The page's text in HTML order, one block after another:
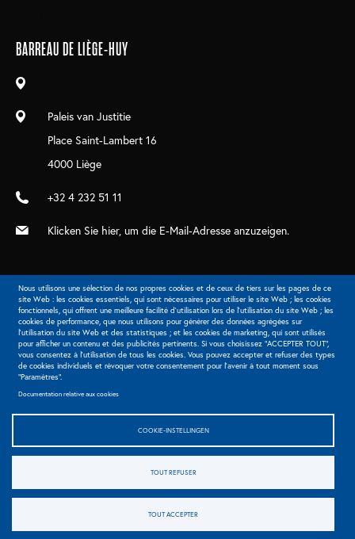
Sidebar
menu
navigation
Nous utilisons une sélection de nos propres cookies et de ceux de tiers sur les pages de ce
site Web : les cookies essentiels, qui sont nécessaires pour utiliser le site Web ; les cookies
fonctionnels, qui offrent une meilleure facilité d'utilisation lors de l'utilisation du site Web ; les
cookies de performance, que nous utilisons pour générer des données agrégées sur
l'utilisation du site Web et des statistiques ; et les cookies de marketing, qui sont utilisés
pour afficher un contenu et des publicités pertinents. Si vous choisissez "ACCEPTER TOUT",
vous consentez à l'utilisation de tous les cookies. Vous pouvez accepter et refuser des types
de cookies individuels et révoquer votre consentement pour l'avenir à tout moment sous
"Paramètres".
Documentation relative aux cookies
COOKIE-INSTELLINGEN
TOUT REFUSER
TOUT ACCEPTER
BARREAU DE LIÈGE-HUY
Paleis van Justitie
Place Saint-Lambert 16
4000 Liège
+32 4 232 51 11
Klicken Sie hier, um die E-Mail-Adresse anzuzeigen.
Extranet
© 2026 Barreau de Liège - Alle rechten voorbehouden
Legals
Politique de protection des données - BAJ